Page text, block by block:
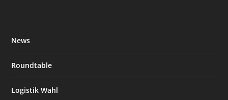
News
Roundtable
Logistik Wahl